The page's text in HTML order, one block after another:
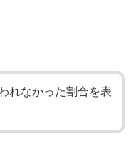
れなかった割合を表